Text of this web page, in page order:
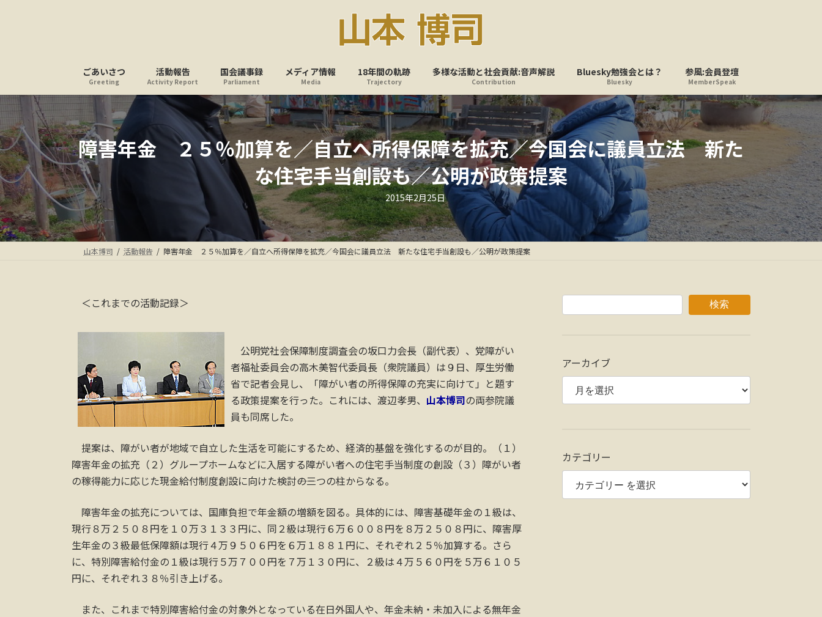
ス
キ
ッ
プ
ン
に
移
動
ごあいさつ
Greeting
活動報告
Activity Report
国会議事録
Parliament
メディア情報
Media
18年間の軌跡
Trajectory
多様な活動と社会貢献:音声解説
Contribution
Bluesky勉強会とは？
Bluesky
参風:会員登壇
MemberSpeak
障害年金 ２５％加算を／自立へ所得保障を拡充／今国会に議員立法 新た
な住宅手当創設も／公明が政策提案
最
終
更
新
日
時
:
2015年2月25日
山本博司 活動報告 障害年金 ２５％加算を／自立へ所得保障を拡充／今国会に議員立法 新たな住宅手当創設も／公明が政策提案
＜これまでの活動記録＞
公明党社会保障制度調査会の坂口力会長（副代表）、党障がい
者福祉委員会の高木美智代委員長（衆院議員）は９日、厚生労働
省で記者会見し、「障がい者の所得保障の充実に向けて」と題す
る政策提案を行った。これには、渡辺孝男、 山本博司の両参院議
員も同席した。
提案は、障がい者が地域で自立した生活を可能にするため、経済的基盤を強化するのが目的。（１）
障害年金の拡充（２）グループホームなどに入居する障がい者への住宅手当制度の創設（３）障がい者
の稼得能力に応じた現金給付制度創設に向けた検討――の三つの柱からなる。
障害年金の拡充については、国庫負担で年金額の増額を図る。具体的には、障害基礎年金の１級は、
現行８万２５０８円を１０万３１３３円に、同２級は現行６万６００８円を８万２５０８円に、障害厚
生年金の３級最低保障額は現行４万９５０６円を６万１８８１円に、それぞれ２５％加算する。さら
に、特別障害給付金の１級は現行５万７００円を７万１３０円に、２級は４万５６０円を５万６１０５
円に、それぞれ３８％引き上げる。
また、これまで特別障害給付金の対象外となっている在日外国人や、年金未納・未加入による無年金
検索
アーカイブ
カテゴリー